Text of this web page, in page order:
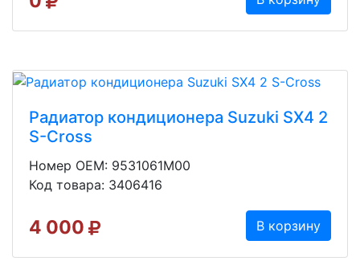
Радиатор кондиционера Suzuki SX4 2
S-Cross
Номер OEM: 9531061M00
Код товара: 3406416
4 000 В корзину